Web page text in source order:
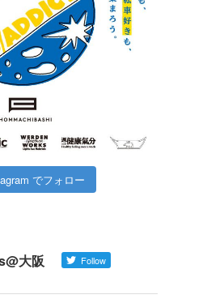
でフォロー
大阪 Follow